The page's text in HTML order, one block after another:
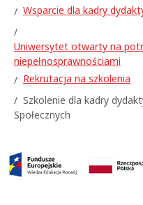
Wsparcie dla kadry
Uniwersytet otwarty na
niepełnosprawnościami
Rekrutacja na szkolenia
Szkolenie dla kadry
Społecznych